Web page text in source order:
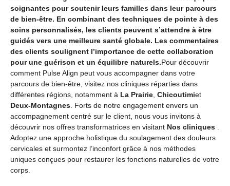
soignantes pour soutenir leurs familles dans leur parcours
de bien-être. En combinant des techniques de pointe à des
soins personnalisés, les clients peuvent s’attendre à être
guidés vers une meilleure santé globale. Les commentaires
des clients soulignent l’importance de cette collaboration
pour une guérison et un équilibre naturels.Pour découvrir
comment Pulse Align peut vous accompagner dans votre
parcours de bien-être, visitez nos cliniques réparties dans
différentes régions, notamment à La Prairie Chicoutimiet
Deux-Montagnes . Forts de notre engagement envers un
accompagnement centré sur le client, nous vous invitons à
découvrir nos offres transformatrices en visitant Nos cliniques
Adoptez une approche holistique du soulagement des douleurs
cervicales et surmontez l’inconfort grâce à nos méthodes
uniques conçues pour restaurer les fonctions naturelles de votre
corps.